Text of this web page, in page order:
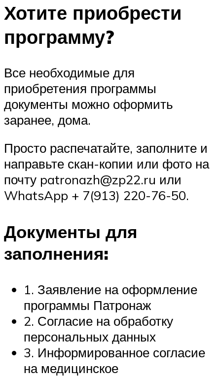
Хотите приобрести
программу?
Все необходимые для
приобретения программы
документы можно оформить
заранее, дома.
Просто распечатайте, заполните и
направьте скан-копии или фото на
почту patronazh@zp22.ru или
WhatsApp + 7(913) 220-76-50.
Документы для
заполнения:
1. Заявление на оформление
программы Патронаж
2. Согласие на обработку
персональных данных
3. Информированное согласие
на медицинское